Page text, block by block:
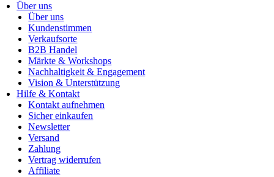
Über uns
Über uns
Kundenstimmen
Verkaufsorte
B2B Handel
Märkte & Workshops
Nachhaltigkeit & Engagement
Vision & Unterstützung
Hilfe & Kontakt
Kontakt aufnehmen
Sicher einkaufen
Newsletter
Versand
Zahlung
Vertrag widerrufen
Affiliate